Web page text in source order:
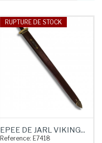
RUPTURE DE STOCK
EPEE DE JARL VIKING...
Reference: E7418